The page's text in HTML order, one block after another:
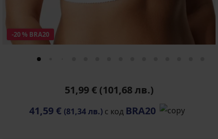
-20 % BRA20
51,99 € (101,68 лв.)
41,59 € (81,34 лв.) с код BRA20